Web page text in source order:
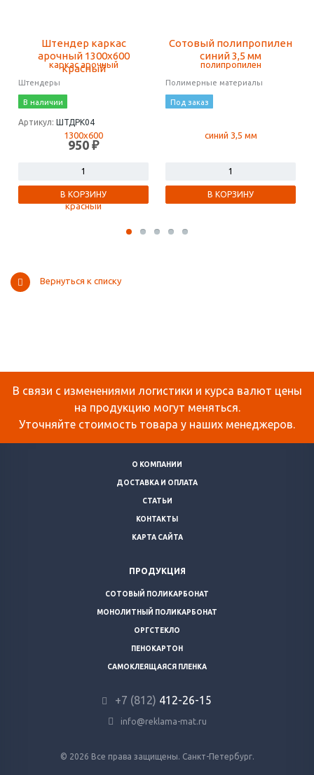
Штендер каркас
арочный 1300х600
красный
Штендеры
В наличии
Артикул: ШТДРК04
950 ₽
В КОРЗИНУ
Сотовый полипропилен
синий 3,5 мм
Полимерные материалы
Под заказ
В КОРЗИНУ
Вернуться к списку
В связи с изменениями логистики и курса валют цены
на продукцию могут меняться.
Уточняйте стоимость товара у наших менеджеров.
О КОМПАНИИ
ДОСТАВКА И ОПЛАТА
СТАТЬИ
КОНТАКТЫ
КАРТА САЙТА
ПРОДУКЦИЯ
СОТОВЫЙ ПОЛИКАРБОНАТ
МОНОЛИТНЫЙ ПОЛИКАРБОНАТ
ОРГСТЕКЛО
ПЕНОКАРТОН
САМОКЛЕЯЩАЯСЯ ПЛЕНКА
+7 (812) 412-26-15
info@reklama-mat.ru
© 2026 Все права защищены. Санкт-Петербург.